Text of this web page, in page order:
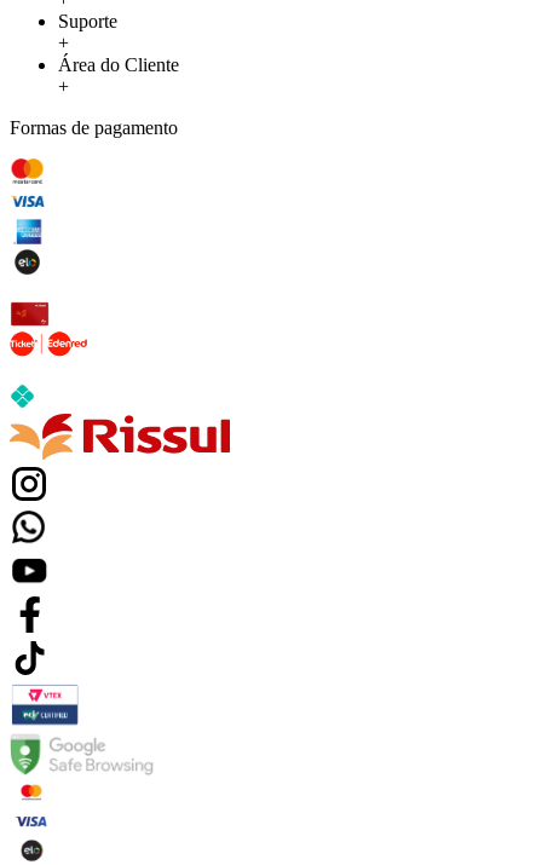
Suporte
+
Área do Cliente
+
Formas de pagamento